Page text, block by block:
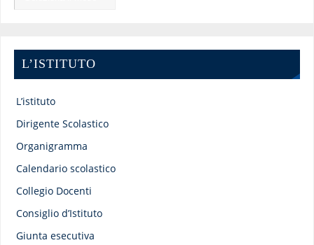
L’ISTITUTO
L’istituto
Dirigente Scolastico
Organigramma
Calendario scolastico
Collegio Docenti
Consiglio d’Istituto
Giunta esecutiva